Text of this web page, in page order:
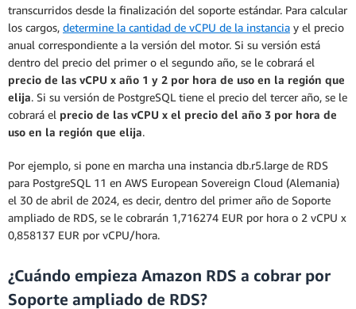
transcurridos desde la finalización del soporte estándar. Para calcular
los cargos, determine la cantidad de vCPU de la instancia y el precio
anual correspondiente a la versión del motor. Si su versión está
dentro del precio del primer o el segundo año, se le cobrará el
precio de las vCPU x año 1 y 2 por hora de uso en la región que
elija. Si su versión de PostgreSQL tiene el precio del tercer año, se le
cobrará el precio de las vCPU x el precio del año 3 por hora de
uso en la región que elija.
Por ejemplo, si pone en marcha una instancia db.r5.large de RDS
para PostgreSQL 11 en AWS European Sovereign Cloud (Alemania)
el 30 de abril de 2024, es decir, dentro del primer año de Soporte
ampliado de RDS, se le cobrarán 1,716274 EUR por hora o 2 vCPU x
0,858137 EUR por vCPU/hora.
¿Cuándo empieza Amazon RDS a cobrar por
Soporte ampliado de RDS?